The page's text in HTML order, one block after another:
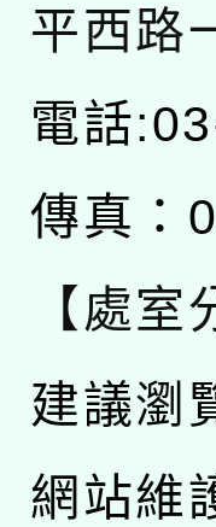
平西路
電話
傳真：
【處室
建議瀏
網站維